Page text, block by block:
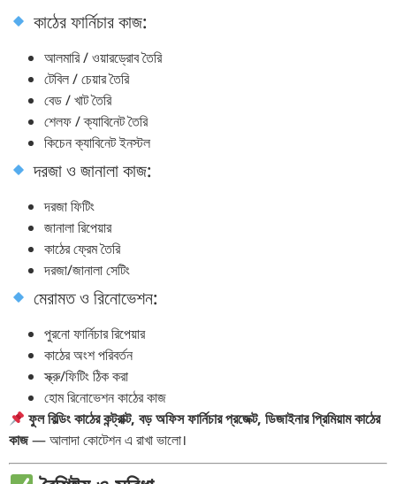
কাঠের ফার্নিচার কাজ:
আলমারি / ওয়ারড্রোব তৈরি
টেবিল / চেয়ার তৈরি
বেড / খাট তৈরি
শেলফ / ক্যাবিনেট তৈরি
কিচেন ক্যাবিনেট ইনস্টল
দরজা ও জানালা কাজ:
দরজা ফিটিং
জানালা রিপেয়ার
কাঠের ফ্রেম তৈরি
দরজা/জানালা সেটিং
মেরামত ও রিনোভেশন:
পুরনো ফার্নিচার রিপেয়ার
কাঠের অংশ পরিবর্তন
স্ক্রু/ফিটিং ঠিক করা
হোম রিনোভেশন কাঠের কাজ
ফুল বিল্ডিং কাঠের কন্ট্রাক্ট, বড় অফিস ফার্নিচার প্রজেক্ট, ডিজাইনার প্রিমিয়াম কাঠের
কাজ— আলাদা কোটেশন এ রাখা ভালো।